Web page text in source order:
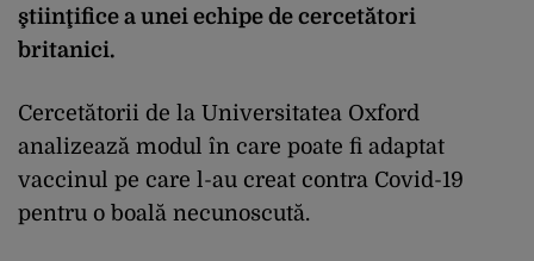
ştiinţifice a unei echipe de cercetători
britanici.
Cercetătorii de la Universitatea Oxford
analizează modul în care poate fi adaptat
vaccinul pe care l-au creat contra Covid-19
pentru o boală necunoscută.